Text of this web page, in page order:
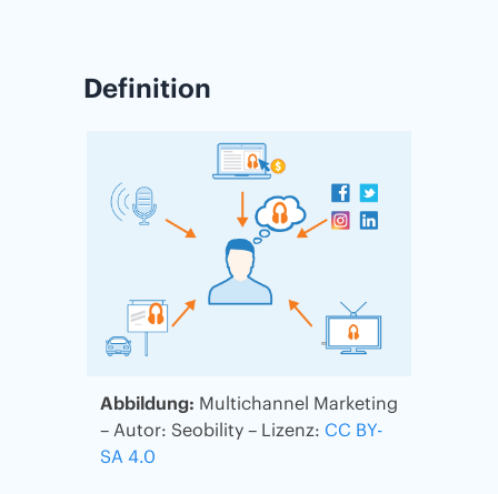
Definition
Abbildung: Multichannel Marketing
– Autor: Seobility – Lizenz: CC BY-
SA 4.0